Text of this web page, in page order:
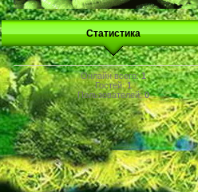
Статистика
Онлайн всего:1
Гостей:1
Пользователей:0